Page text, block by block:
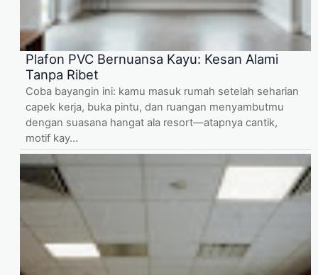
Plafon PVC Bernuansa Kayu: Kesan Alami
Tanpa Ribet
Coba bayangin ini: kamu masuk rumah setelah seharian
capek kerja, buka pintu, dan ruangan menyambutmu
dengan suasana hangat ala resort—atapnya cantik,
motif kay...